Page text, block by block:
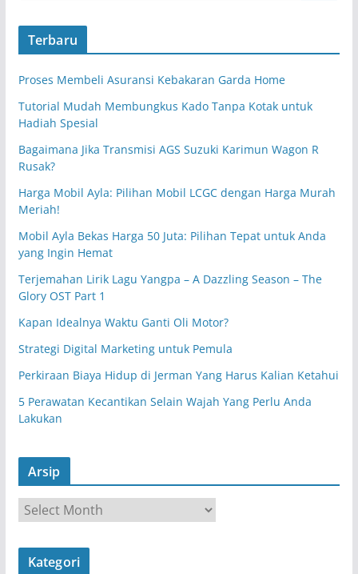
Terbaru
Proses Membeli Asuransi Kebakaran Garda Home
Tutorial Mudah Membungkus Kado Tanpa Kotak untuk
Hadiah Spesial
Bagaimana Jika Transmisi AGS Suzuki Karimun Wagon R
Rusak?
Harga Mobil Ayla: Pilihan Mobil LCGC dengan Harga Murah
Meriah!
Mobil Ayla Bekas Harga 50 Juta: Pilihan Tepat untuk Anda
yang Ingin Hemat
Terjemahan Lirik Lagu Yangpa – A Dazzling Season – The
Glory OST Part 1
Kapan Idealnya Waktu Ganti Oli Motor?
Strategi Digital Marketing untuk Pemula
Perkiraan Biaya Hidup di Jerman Yang Harus Kalian Ketahui
5 Perawatan Kecantikan Selain Wajah Yang Perlu Anda
Lakukan
Arsip
r
s
Kategori